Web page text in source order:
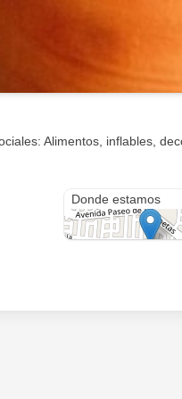
Alimentos, inflables,
Donde estamos